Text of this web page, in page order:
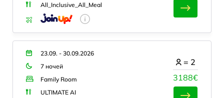
All_Inclusive_All_Meal
23.09. - 30.09.2026
7 ночей
Family Room
ULTIMATE AI
3188€
= 2